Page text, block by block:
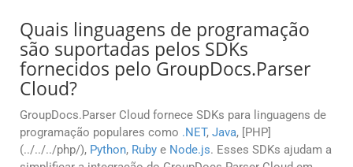
Quais linguagens de programação
são suportadas pelos SDKs
fornecidos pelo GroupDocs.Parser
Cloud?
GroupDocs.Parser Cloud fornece SDKs para linguagens de
programação populares como .NET, Java, [PHP]
(../../../php/), Python, Ruby e Node.js. Esses SDKs ajudam a